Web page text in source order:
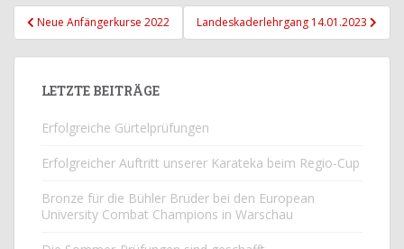
Beitrags-
Navigation
Neue Anfängerkurse 2022 Landeskaderlehrgang 14.01.2023
LETZTE BEITRÄGE
Erfolgreiche Gürtelprüfungen
Erfolgreicher Auftritt unserer Karateka beim Regio-Cup
Bronze für die Bühler Brüder bei den European
University Combat Champions in Warschau